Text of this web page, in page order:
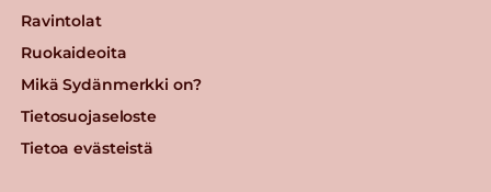
Ravintolat
Ruokaideoita
Mikä Sydänmerkki on?
Tietosuojaseloste
Tietoa evästeistä